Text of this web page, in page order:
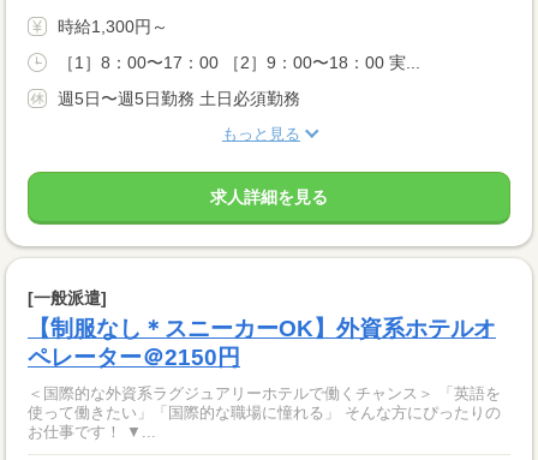
時給1,300円～
［1］8：00〜17：00 ［2］9：00〜18：00 実...
週5日〜週5日勤務 土日必須勤務
もっと見る
求人詳細を見る
[一般派遣]
【制服なし＊スニーカーOK】外資系ホテルオ
ペレーター＠2150円
＜国際的な外資系ラグジュアリーホテルで働くチャンス＞ 「英語を
使って働きたい」「国際的な職場に憧れる」 そんな方にぴったりの
お仕事です！ ▼...